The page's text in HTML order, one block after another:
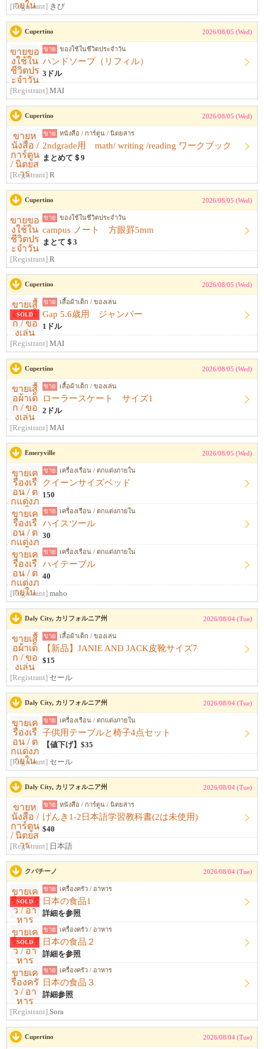
[Registrant] きび
Cupertino 2026/08/05 (Wed)
ขาย ของใช้ในชีวิตประจำวัน
ハンドソープ（リフィル）
3ドル
[Registrant] MAI
Cupertino 2026/08/05 (Wed)
ขาย หนังสือ / การ์ตูน / นิตยสาร
2ndgrade用 math/ writing /reading ワークブック
まとめて＄9
[Registrant] R
Cupertino 2026/08/05 (Wed)
ขาย ของใช้ในชีวิตประจำวัน
campus ノート 方眼罫5mm
まとて＄3
[Registrant] R
Cupertino 2026/08/05 (Wed)
SOLD
ขาย เสื้อผ้าเด็ก / ของเล่น
Gap 5.6歳用 ジャンパー
1ドル
[Registrant] MAI
Cupertino 2026/08/05 (Wed)
ขาย เสื้อผ้าเด็ก / ของเล่น
ローラースケート サイズ1
2ドル
[Registrant] MAI
Emeryville 2026/08/05 (Wed)
ขาย เครื่องเรือน / ตกแต่งภายใน
クイーンサイズベッド
150
ขาย เครื่องเรือน / ตกแต่งภายใน
ハイスツール
30
ขาย เครื่องเรือน / ตกแต่งภายใน
ハイテーブル
40
[Registrant] maho
Daly City, カリフォルニア州 2026/08/04 (Tue)
ขาย เสื้อผ้าเด็ก / ของเล่น
【新品】JANIE AND JACK皮靴サイズ7
$15
[Registrant] セール
Daly City, カリフォルニア州 2026/08/04 (Tue)
ขาย เครื่องเรือน / ตกแต่งภายใน
子供用テーブルと椅子4点セット
【値下げ】$35
[Registrant] セール
Daly City, カリフォルニア州 2026/08/04 (Tue)
ขาย หนังสือ / การ์ตูน / นิตยสาร
げんき1-2日本語学習教科書(2は未使用)
$40
[Registrant] 日本語
クパチーノ 2026/08/04 (Tue)
SOLD
ขาย เครื่องครัว / อาหาร
日本の食品1
詳細を参照
SOLD
ขาย เครื่องครัว / อาหาร
日本の食品２
詳細を参照
ขาย เครื่องครัว / อาหาร
日本の食品３
詳細参照
[Registrant] Sora
Cupertino 2026/08/04 (Tue)